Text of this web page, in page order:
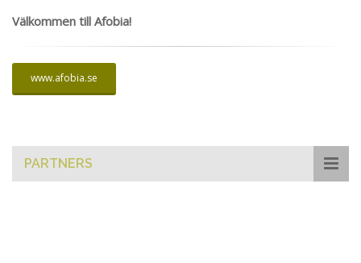
Välkommen till Afobia!
www.afobia.se
PARTNERS